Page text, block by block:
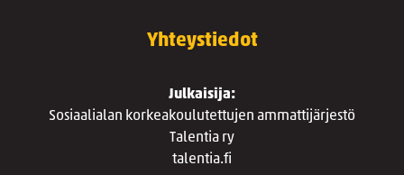
Yhteystiedot
Julkaisija:
Sosiaalialan korkeakoulutettujen ammattijärjestö
Talentia ry
talentia.fi